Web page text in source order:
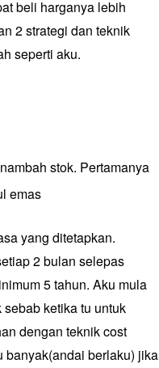
beli harganya lebih
2 strategi dan teknik
seperti aku.
stok. Pertamanya
yang ditetapkan.
2 bulan selepas
5 tahun. Aku mula
ketika tu untuk
dengan teknik cost
banyak(andai berlaku) jika